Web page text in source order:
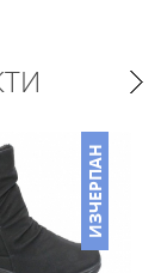
ИЗЧЕРПАН